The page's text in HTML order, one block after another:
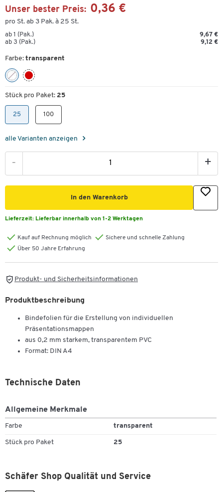
Unser bester Preis: 0,36 €
pro St. ab 3 Pak. à 25 St.
ab 1 (Pak.)
9,67 €
ab 3 (Pak.)
9,12 €
Farbe: transparent
Stück pro Paket: 25
25 100
alle Varianten anzeigen
- +
In den Warenkorb
Lieferzeit: Lieferbar innerhalb von 1-2 Werktagen
Kauf auf Rechnung möglich
Sichere und schnelle Zahlung
Über 50 Jahre Erfahrung
Produkt- und Sicherheitsinformationen
Produktbeschreibung
Bindefolien für die Erstellung von individuellen
Präsentationsmappen
aus 0,2 mm starkem, transparentem PVC
Format: DIN A4
Technische Daten
Allgemeine Merkmale
Farbe transparent
Stück pro Paket 25
Schäfer Shop Qualität und Service